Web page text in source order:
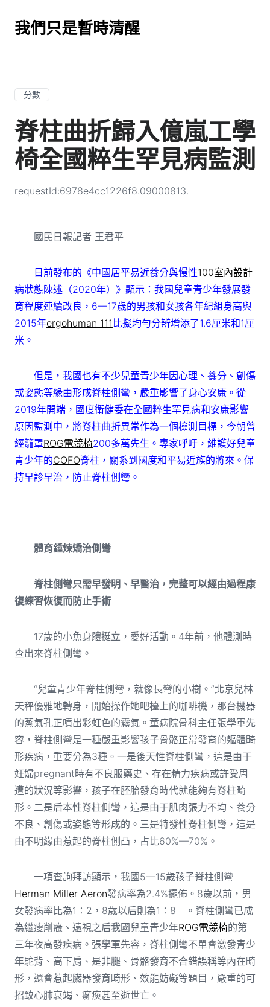
我們只是暫時清醒
分數
脊柱曲折歸入億嵐工學
椅全國粹生罕見病監測
requestId:6978e4cc1226f8.09000813.
國民日報記者 王君平
日前發布的《中國居平易近養分與慢性100室內設計
病狀態陳述（2020年）》顯示：我國兒童青少年發展發
育程度連續改良，6—17歲的男孩和女孩各年紀組身高與
2015年ergohuman 111 比擬均勻分辨增添了1.6厘米和1厘
米。
但是，我國也有不少兒童青少年因心理、養分、創傷
或姿態等緣由形成脊柱側彎，嚴重影響了身心安康。從
2019年開端，國度衛健委在全國粹生罕見病和安康影響
原因監測中，將脊柱曲折異常作為一個檢測目標，今朝曾
經籠罩ROG電競椅200多萬先生。專家呼吁，維護好兒童
青少年的COFO脊柱，關系到國度和平易近族的將來。保
持早診早治，防止脊柱側彎。
體育錘煉矯治側彎
脊柱側彎只需早發明、早醫治，完整可以經由過程康
復練習恢復而防止手術
17歲的小魚身體挺立，愛好活動。4年前，他體測時
查出來脊柱側彎。
“兒童青少年脊柱側彎，就像長彎的小樹。”北京兒林
天秤優雅地轉身，開始操作她吧檯上的咖啡機，那台機器
的蒸氣孔正噴出彩虹色的霧氣。童病院骨科主任張學軍先
容，脊柱側彎是一種嚴重影響孩子骨骼正常發育的軀體畸
形疾病，重要分為3種。一是後天性脊柱側彎，這是由于
妊婦pregnant時有不良服藥史、存在精力疾病或許受周
遭的狀況等影響，孩子在胚胎發育時代就能夠有脊柱畸
形。二是后本性脊柱側彎，這是由于肌肉張力不均、養分
不良、創傷或姿態等形成的。三是特發性脊柱側彎，這是
由不明緣由惹起的脊柱側凸，占比60%—70%。
一項查詢拜訪顯示，我國5—15歲孩子脊柱側彎
Herman Miller Aeron發病率為2.4%擺佈。8歲以前，男
女發病率比為1∶2，8歲以后則為1∶8 。脊柱側彎已成
為繼瘦削癥、遠視之后我國兒童青少年ROG電競椅的第
三年夜高發疾病。張學軍先容，脊柱側彎不單會激發青少
年駝背、高下肩、是非腿、骨骼發育不合錯誤稱等內在畸
形，還會惹起臟器發育畸形、效能妨礙等題目，嚴重的可
招致心肺衰竭、癱瘓甚至逝世亡。